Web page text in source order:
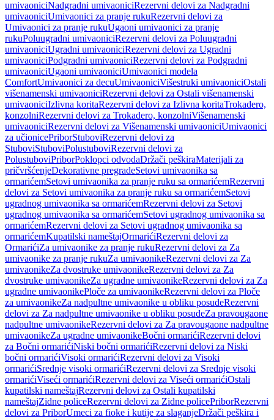
umivaoniciNadgradni umivaoniciRezervni delovi za Nadgradni
umivaoniciUmivaonici za pranje rukuRezervni delovi za
Umivaonici za pranje rukuUgaoni umivaonici za pranje
rukuPoluugradni umivaoniciRezervni delovi za Poluugradni
umivaoniciUgradni umivaoniciRezervni delovi za Ugradni
umivaoniciPodgradni umivaoniciRezervni delovi za Podgradni
umivaoniciUgaoni umivaoniciUmivaonici modela
ComfortUmivaonici za decuUmivaoniciVišestruki umivaoniciOstali
višenamenski umivaoniciRezervni delovi za Ostali višenamenski
umivaoniciIzlivna koritaRezervni delovi za Izlivna koritaTrokadero,
konzolniRezervni delovi za Trokadero, konzolniVišenamenski
umivaoniciRezervni delovi za Višenamenski umivaoniciUmivaonici
za učionicePriborStuboviRezervni delovi za
StuboviStuboviPolustuboviRezervni delovi za
PolustuboviPriborPoklopci odvodaDržači peškiraMaterijali za
pričvršćenjeDekorativne pregradeSetovi umivaonika sa
ormarićemSetovi umivaonika za pranje ruku sa ormarićemRezervni
delovi za Setovi umivaonika za pranje ruku sa ormarićemSetovi
ugradnog umivaonika sa ormarićemRezervni delovi za Setovi
ugradnog umivaonika sa ormarićemSetovi ugradnog umivaonika sa
ormarićemRezervni delovi za Setovi ugradnog umivaonika sa
ormarićemKupatilski nameštajOrmarićiRezervni delovi za
OrmarićiZa umivaonike za pranje rukuRezervni delovi za Za
umivaonike za pranje rukuZa umivaonikeRezervni delovi za Za
umivaonikeZa dvostruke umivaonikeRezervni delovi za Za
dvostruke umivaonikeZa ugradne umivaonikeRezervni delovi za Za
ugradne umivaonikePloče za umivaonikeRezervni delovi za Ploče
za umivaonikeZa nadpultne umivaonike u obliku posudeRezervni
delovi za Za nadpultne umivaonike u obliku posudeZa pravougaone
nadpultne umivaonikeRezervni delovi za Za pravougaone nadpultne
umivaonikeZa ugradne umivaonikeBočni ormarićiRezervni delovi
za Bočni ormarićiNiski bočni ormarićiRezervni delovi za Niski
bočni ormarićiVisoki ormarićiRezervni delovi za Visoki
ormarićiSrednje visoki ormarićiRezervni delovi za Srednje visoki
ormarićiViseći ormarićiRezervni delovi za Viseći ormarićiOstali
kupatilski nameštajRezervni delovi za Ostali kupatilski
nameštajZidne policeRezervni delovi za Zidne policePriborRezervni
delovi za PriborUmeci za fioke i kutije za slaganjeDržači peškira i